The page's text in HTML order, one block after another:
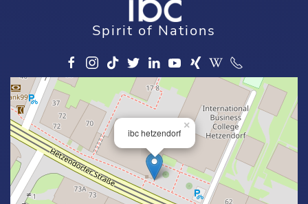
Spirit of Nations
ibc hetzendorf
×